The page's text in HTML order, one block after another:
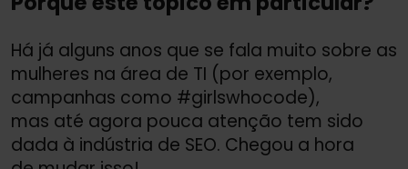
Há já alguns anos que se fala muito sobre as
mulheres na área de TI (por exemplo,
campanhas como #girlswhocode),
mas até agora pouca atenção tem sido
dada à indústria de SEO. Chegou a hora